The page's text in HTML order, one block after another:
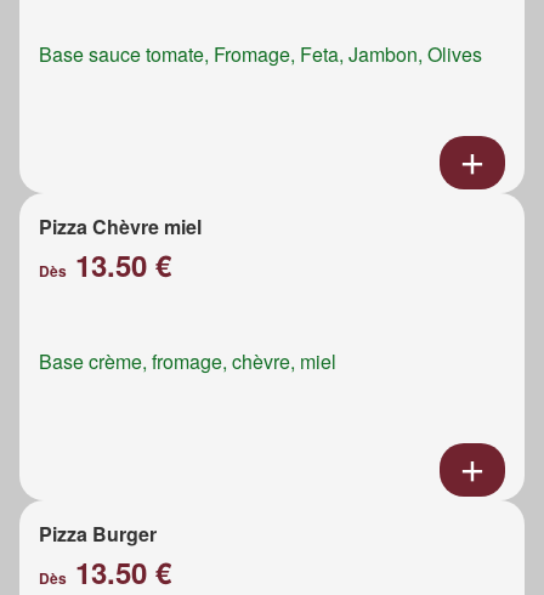
Base sauce tomate, Fromage, Feta, Jambon, Olives
Pizza Chèvre miel
Dès 13.50 €
Base crème, fromage, chèvre, miel
Pizza Burger
Dès 13.50 €